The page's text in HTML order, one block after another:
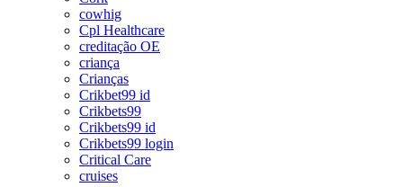
cowhig
Cpl Healthcare
creditação OE
criança
Crianças
Crikbet99 id
Crikbets99
Crikbets99 id
Crikbets99 login
Critical Care
cruises